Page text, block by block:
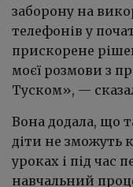
заборону на
телефонів у
прискорене
моєї розмови з
Туском», —
Вона додала, що
діти не зможуть
уроках і під час
навчальний